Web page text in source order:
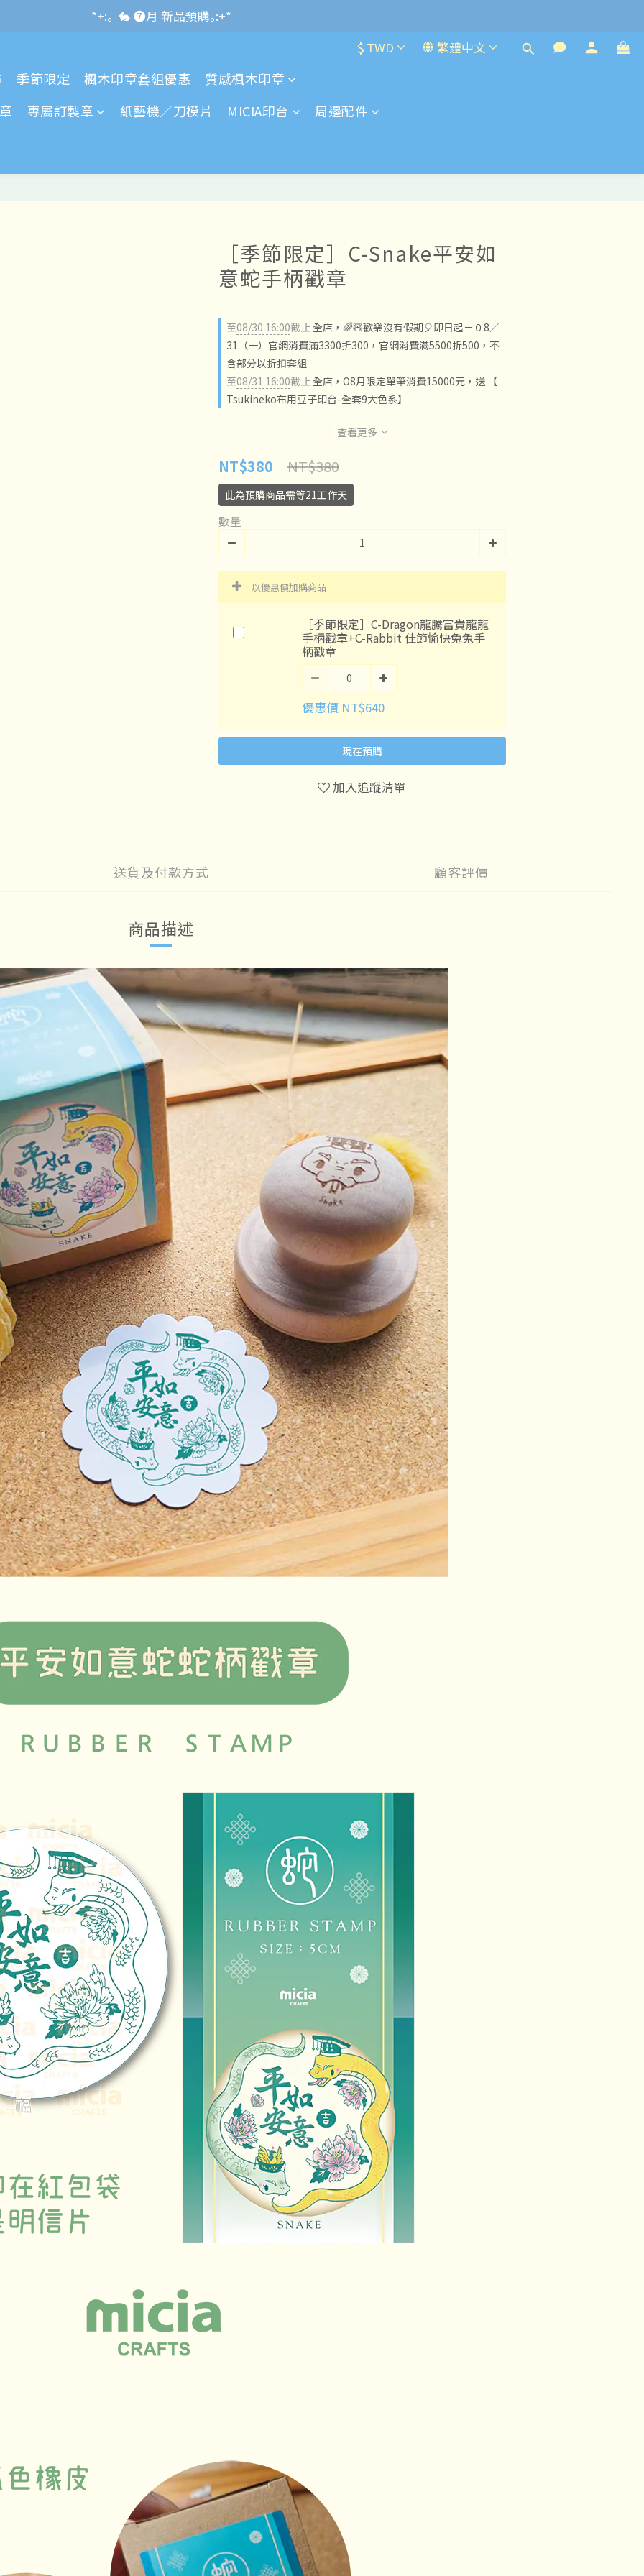
*+:｡\new / !🌌 官網消費滿千折百~RUN~:+*
*+:｡  🐇 ❼月 新品預購｡:+*
*+:｡\new / !🌌 官網消費滿千折百~RUN~:+*
$ TWD 繁體中文
季節限定 楓木印章套組優惠
質感楓木印章
專屬訂製章 紙藝機／刀模片 MICIA印台 周邊配件
［季節限定］C-Snake平安如
意蛇手柄戳章
至08/30 16:00截止全店，🌈🧸歡樂沒有假期🎈即日起－０8／
31（一）官網消費滿3300折300，官網消費滿5500折500，不
含部分以折扣套組
至08/31 16:00截止全店，O8月限定單筆消費15000元，送 【
Tsukineko布用豆子印台-全套9大色系】
查看更多
NT$380 NT$380
此為預購商品需等21工作天
數量
以優惠價加購商品
［季節限定］C-Dragon龍騰富貴龍龍
手柄戳章+C-Rabbit 佳節愉快兔兔手
柄戳章
優惠價 NT$640
現在預購
加入追蹤清單
送貨及付款方式 顧客評價
商品描述